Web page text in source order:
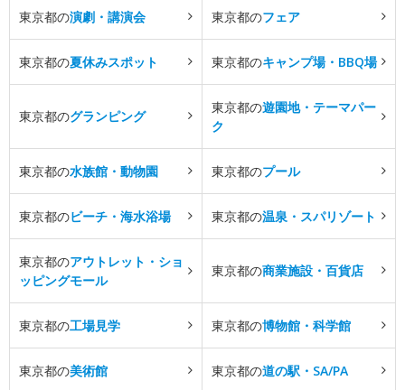
東京都の演劇・講演会 東京都のフェア
東京都の夏休みスポット 東京都のキャンプ場・BBQ場
東京都のグランピング
東京都の遊園地・テーマパー
ク
東京都の水族館・動物園 東京都のプール
東京都のビーチ・海水浴場 東京都の温泉・スパリゾート
東京都のアウトレット・ショ
ッピングモール
東京都の商業施設・百貨店
東京都の工場見学 東京都の博物館・科学館
東京都の美術館 東京都の道の駅・SA/PA